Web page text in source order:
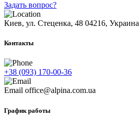
Задать вопрос?
Киев, ул. Стеценка, 48 04216, Украина
Контакты
+38 (093) 170-00-36
Email office@alpina.com.ua
График работы